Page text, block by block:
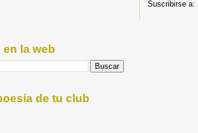
Suscribirse a:
la web
de tu club